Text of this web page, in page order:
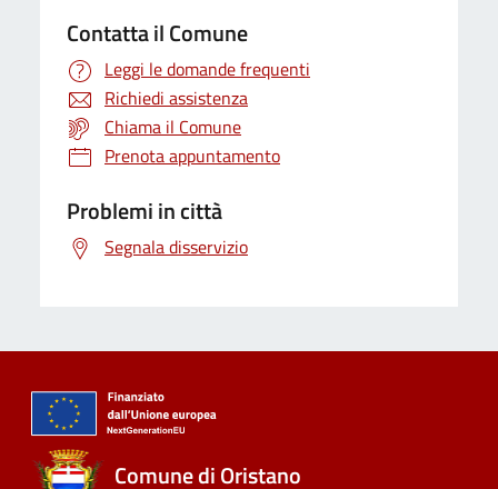
Contatta il Comune
Leggi le domande frequenti
Richiedi assistenza
Chiama il Comune
Prenota appuntamento
Problemi in città
Segnala disservizio
Comune di Oristano